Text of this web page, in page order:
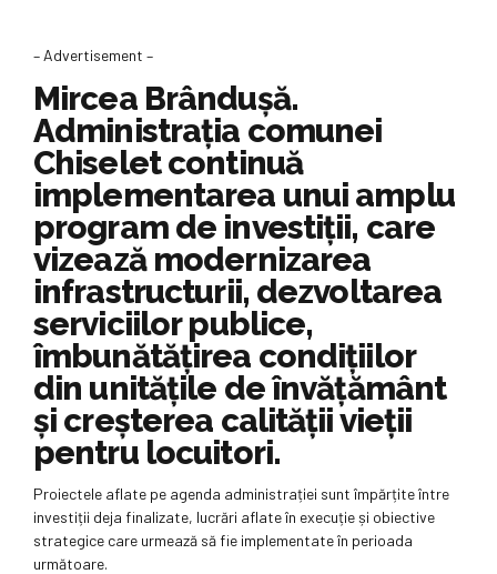
– Advertisement –
Mircea Brândușă.
Administrația comunei
Chiselet continuă
implementarea unui amplu
program de investiții, care
vizează modernizarea
infrastructurii, dezvoltarea
serviciilor publice,
îmbunătățirea condițiilor
din unitățile de învățământ
și creșterea calității vieții
pentru locuitori.
Proiectele aflate pe agenda administrației sunt împărțite între
investiții deja finalizate, lucrări aflate în execuție și obiective
strategice care urmează să fie implementate în perioada
următoare.